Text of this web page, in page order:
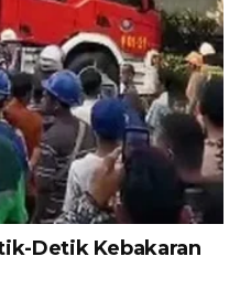
Detik Kebakaran